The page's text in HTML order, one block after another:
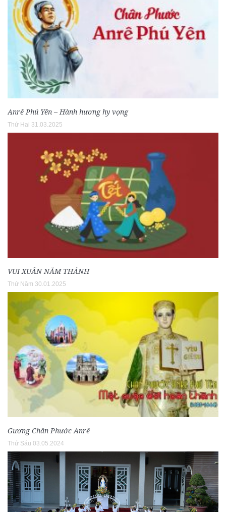
Anrê Phú Yên – Hành hương hy vọng
Thứ Hai 31.03.2025
VUI XUÂN NĂM THÁNH
Thứ Năm 30.01.2025
Gương Chân Phước Anrê
Thứ Sáu 03.05.2024